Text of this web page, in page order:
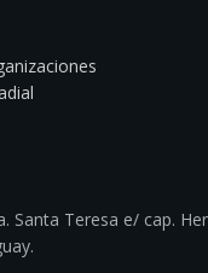
Santa Teresa e/ cap.